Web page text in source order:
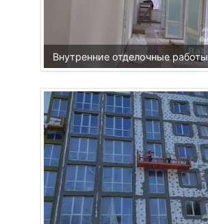
Внутренние отделочные работы